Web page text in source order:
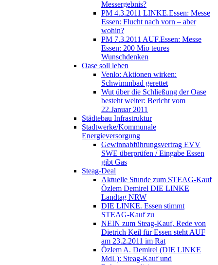
Messergebnis?
PM 4.3.2011 LINKE.Essen: Messe
Essen: Flucht nach vorn – aber
wohin?
PM 7.3.2011 AUF.Essen: Messe
Essen: 200 Mio teures
Wunschdenken
Oase soll leben
Venlo: Aktionen wirken:
Schwimmbad gerettet
Wut über die Schließung der Oase
besteht weiter: Bericht vom
22.Januar 2011
Städtebau Infrastruktur
Stadtwerke/Kommunale
Energieversorgung
Gewinnabführungsvertrag EVV
SWE überprüfen / Eingabe Essen
gibt Gas
Steag-Deal
Aktuelle Stunde zum STEAG-Kauf
Özlem Demirel DIE LINKE
Landtag NRW
DIE LINKE. Essen stimmt
STEAG-Kauf zu
NEIN zum Steag-Kauf, Rede von
Dietrich Keil für Essen steht AUF
am 23.2.2011 im Rat
Özlem A. Demirel (DIE LINKE
MdL): Steag-Kauf und